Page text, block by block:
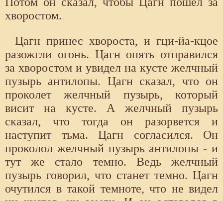
хворостом.
Цагн принес хвороста, и гци-йа-кцое
разожгли огонь. Цагн опять отправился
за хворостом и увидел на кусте желчный
пузырь антилопы. Цагн сказал, что он
проколет желчный пузырь, который
висит на кусте. А желчный пузырь
сказал, что тогда он разорвется и
наступит тьма. Цагн согласился. Он
проколол желчный пузырь антилопы - и
тут же стало темно. Ведь желчный
пузырь говорил, что станет темно. Цагн
очутился в такой темноте, что не видел